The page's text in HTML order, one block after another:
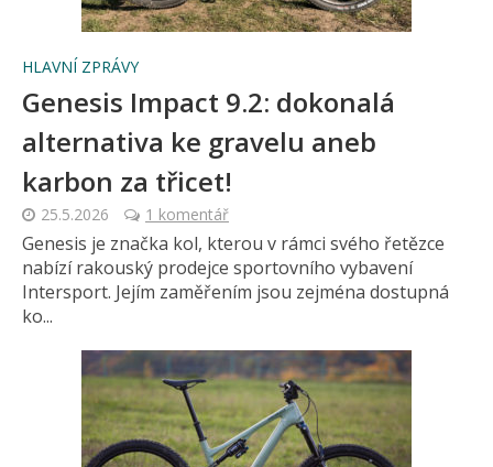
HLAVNÍ ZPRÁVY
Genesis Impact 9.2: dokonalá
alternativa ke gravelu aneb
karbon za třicet!
25.5.2026 1 komentář
Genesis je značka kol, kterou v rámci svého řetězce
nabízí rakouský prodejce sportovního vybavení
Intersport. Jejím zaměřením jsou zejména dostupná
ko...